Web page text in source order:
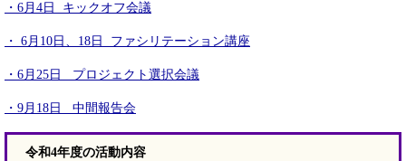
・6月4日 キックオフ会議
・ 6月10日、18日 ファシリテーション講座
・6月25日 プロジェクト選択会議
・9月18日 中間報告会
令和4年度の活動内容